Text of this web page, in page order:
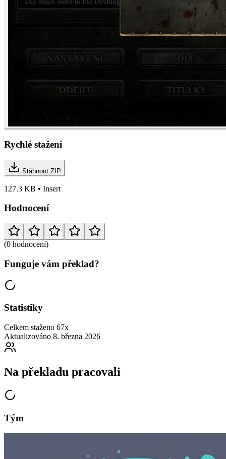
Rychlé stažení
Stáhnout ZIP
127.3 KB • Insert
Hodnocení
(0 hodnocení)
Funguje vám překlad?
Statistiky
Celkem staženo 67x
Aktualizováno 8. března 2026
Na překladu pracovali
Tým